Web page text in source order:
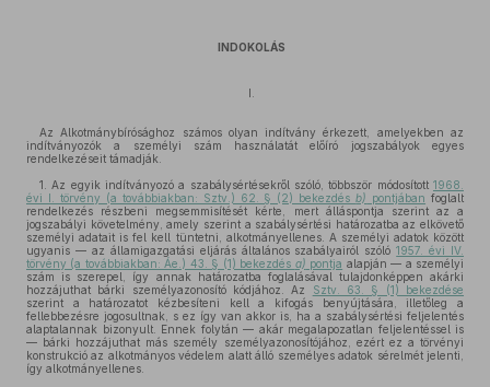
INDOKOLÁS
I.
Az Alkotmánybírósághoz számos olyan indítvány érkezett, amelyekben az
indítványozók a személyi szám használatát előíró jogszabályok egyes
rendelkezéseit támadják.
1. Az egyik indítványozó a szabálysértésekről szóló, többször módosított 1968.
évi I. törvény (a továbbiakban: Sztv.) 62. § (2) bekezdésb) pontjában foglalt
rendelkezés részbeni megsemmisítését kérte, mert álláspontja szerint az a
jogszabályi követelmény, amely szerint a szabálysértési határozatba az elkövető
személyi adatait is fel kell tüntetni, alkotmányellenes. A személyi adatok között
ugyanis — az államigazgatási eljárás általános szabályairól szóló1957. évi IV.
törvény (a továbbiakban: Áe.) 43. § (1) bekezdés a) pontja alapján — a személyi
szám is szerepel, így annak határozatba foglalásával tulajdonképpen akárki
hozzájuthat bárki személyazonosító kódjához. Az
Sztv. 63. § (1) bekezdése
szerint a határozatot kézbesíteni kell a kifogás benyújtására, illetőleg a
fellebbezésre jogosultnak, s ez így van akkor is, ha a szabálysértési feljelentés
alaptalannak bizonyult. Ennek folytán — akár megalapozatlan feljelentéssel is
— bárki hozzájuthat más személy személyazonosítójához, ezért ez a törvényi
konstrukció az alkotmányos védelem alatt álló személyes adatok sérelmét jelenti,
így alkotmányellenes.